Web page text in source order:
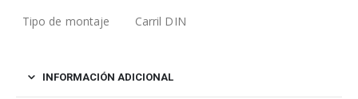
Tipo de montaje Carril DIN
INFORMACIÓN ADICIONAL